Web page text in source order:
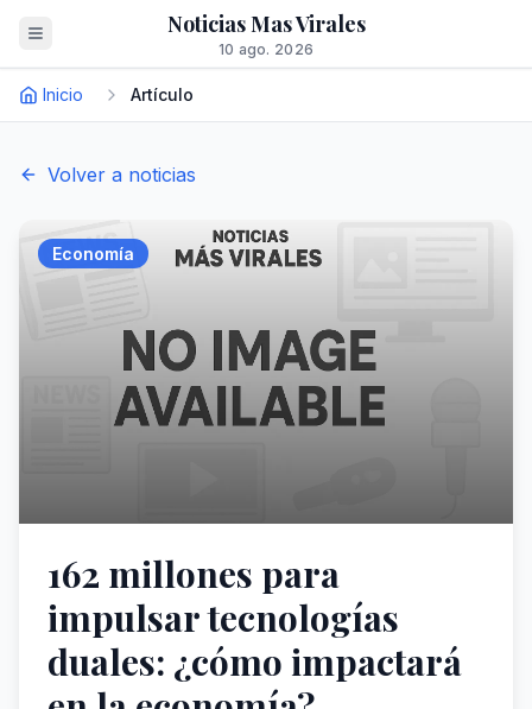
Noticias Mas Virales
10 ago. 2026
Inicio Artículo
Volver a noticias
Economía
162 millones para
impulsar tecnologías
duales: ¿cómo impactará